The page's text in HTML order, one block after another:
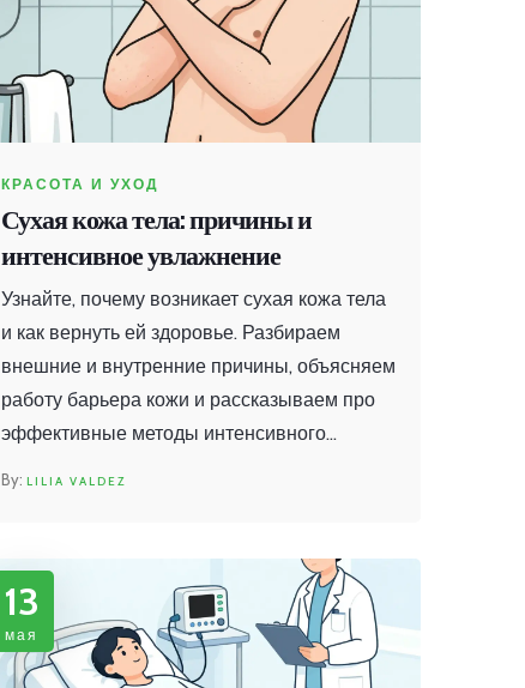
КРАСОТА И УХОД
Сухая кожа тела: причины и
интенсивное увлажнение
Узнайте, почему возникает сухая кожа тела
и как вернуть ей здоровье. Разбираем
внешние и внутренние причины, объясняем
работу барьера кожи и рассказываем про
эффективные методы интенсивного
LILIA VALDEZ
13
мая